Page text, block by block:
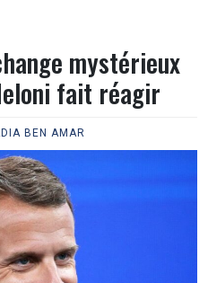
mystérieux
fait réagir
BEN AMAR